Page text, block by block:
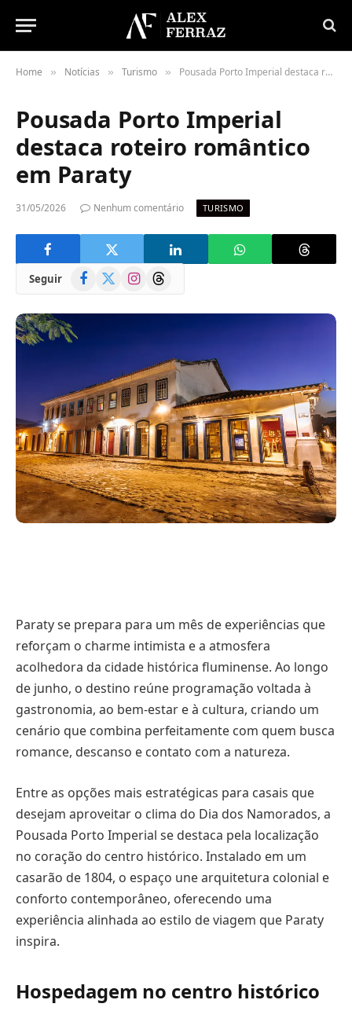
Home » Notícias » Turismo » Pousada Porto Imperial destaca roteiro romântico em Paraty
Pousada Porto Imperial
destaca roteiro romântico
em Paraty
31/05/2026 Nenhum comentário TURISMO
Seguir Facebook
(Twitter)
InstagramThreads
Paraty se prepara para um mês de experiências que
reforçam o charme intimista e a atmosfera
acolhedora da cidade histórica fluminense. Ao longo
de junho, o destino reúne programação voltada à
gastronomia, ao bem-estar e à cultura, criando um
cenário que combina perfeitamente com quem busca
romance, descanso e contato com a natureza.
Entre as opções mais estratégicas para casais que
desejam aproveitar o clima do Dia dos Namorados, a
Pousada Porto Imperial se destaca pela localização
no coração do centro histórico. Instalado em um
casarão de 1804, o espaço une arquitetura colonial e
conforto contemporâneo, oferecendo uma
experiência alinhada ao estilo de viagem que Paraty
inspira.
Hospedagem no centro histórico